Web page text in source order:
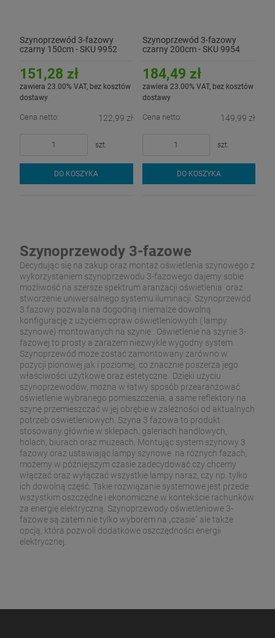
Szynoprzewód 3-fazowy
czarny 150cm - SKU 9952
151,28 zł
zawiera 23.00% VAT, bez kosztów
dostawy
Cena netto: 122,99 zł
szt.
DO KOSZYKA
Szynoprzewód 3-fazowy
czarny 200cm - SKU 9954
184,49 zł
zawiera 23.00% VAT, bez kosztów
dostawy
Cena netto: 149,99 zł
szt.
DO KOSZYKA
Szynoprzewody 3-fazowe
Decydując się na zakup oraz montaż oświetlenia szynowego z
wykorzystaniem szynoprzewodu 3-fazowego dajemy sobie
możliwość na szersze spektrum aranżacji oświetlenia oraz
stworzenie uniwersalnego systemu iluminacji. Szynoprzewód
3 fazowy pozwala na dogodną i niemalże dowolną
konfigurację z użyciem opraw oświetleniowych ( lampy
szynowe) montowanych na szynie . Oświetlenie na szynie 3-
fazowej to prosty a zarazem niezwykle wygodny system.
Szynoprzewód może zostać zamontowany zarówno w
pozycji pionowej jak i poziomej, co znacznie poszerza jego
właściwości użytkowe oraz estetyczne. Dzięki użyciu
szynoprzewodów, można w łatwy sposób przearanżować
oświetlenie wybranego pomieszczenia, a same reflektory na
szynę przemieszczać w jej obrębie w zależności od aktualnych
potrzeb oświetleniowych. Szyna 3 fazowa to produkt
stosowany głównie w sklepach, galeriach handlowych,
holach, biurach oraz muzeach. Montując system szynowy 3
fazowy oraz ustawiając lampy szynowe na różnych fazach,
możemy w późniejszym czasie zadecydować czy chcemy
włączać oraz wyłączać wszystkie lampy naraz, czy np. tylko
ich dowolną część. Takie rozwiązanie systemowe jest przede
wszystkim oszczędne i ekonomiczne w kontekście rachunków
za energię elektryczną. Szynoprzewody oświetleniowe 3-
fazowe są zatem nie tylko wyborem na „czasie” ale także
opcją, która pozwoli dodatkowe oszczędności energii
elektrycznej.